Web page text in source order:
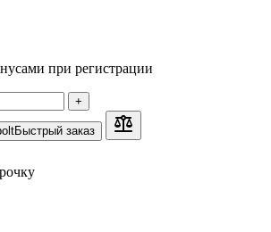
при регистрации
+
Быстрый заказ